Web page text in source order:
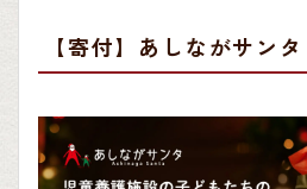
【寄付】あしながサンタ